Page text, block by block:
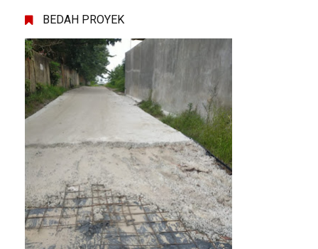
BEDAH PROYEK